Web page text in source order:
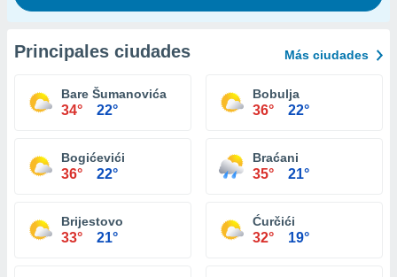
Principales ciudades Más ciudades
Bare Šumanovića
34° 22°
Bobulja
36° 22°
Bogićevići
36° 22°
Braćani
35° 21°
Brijestovo
33° 21°
Ćurčići
32° 19°